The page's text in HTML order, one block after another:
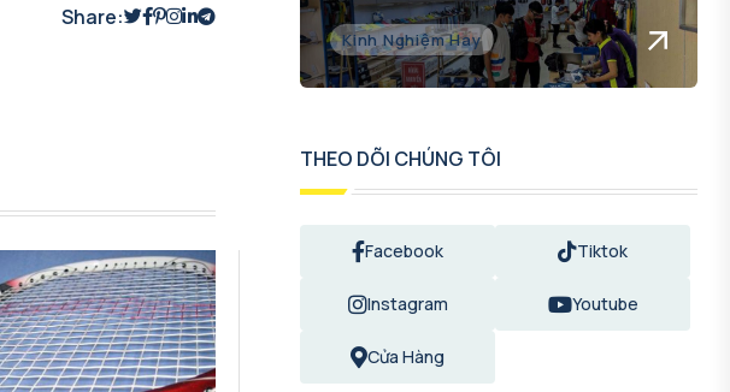
Share:
Kinh Nghiệm Hay
THEO DÕI CHÚNG TÔI
Facebook Tiktok
Instagram Youtube
Cửa Hàng